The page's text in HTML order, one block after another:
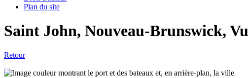
Plan du site
Saint John, Nouveau-Brunswick,
Retour